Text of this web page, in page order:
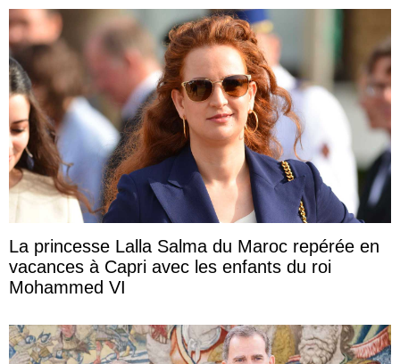
La princesse Lalla Salma du Maroc repérée en
vacances à Capri avec les enfants du roi
Mohammed VI